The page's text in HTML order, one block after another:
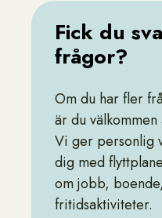
Fick du
frågor?
Om du har fler
är du
Vi ger personlig
dig med
om jobb,
fritidsaktiviteter.